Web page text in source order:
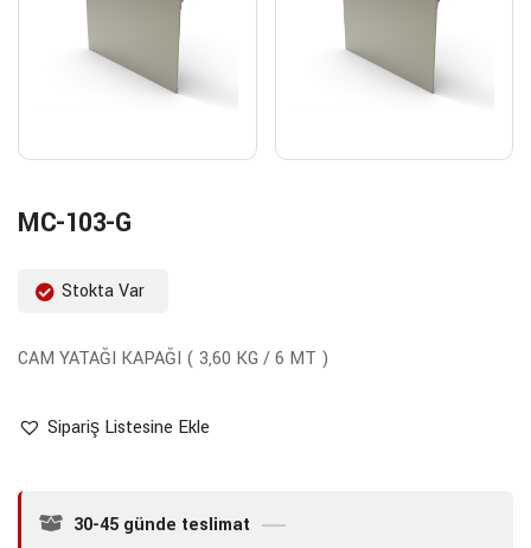
MC-103-G
Stokta Var
CAM YATAĞI KAPAĞI ( 3,60 KG / 6 MT )
Sipariş Listesine Ekle
30-45 günde teslimat